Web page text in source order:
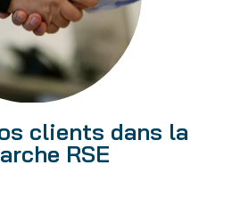
clients dans la
RSE